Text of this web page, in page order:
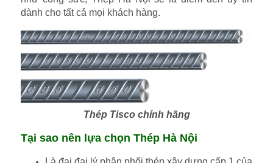
dành cho tất cả mọi khách hàng.
Thép Tisco chính hãng
Tại sao nên lựa chọn Thép Hà Nội